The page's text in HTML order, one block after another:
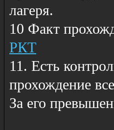
лагеря.
10 Факт
РКТ
11. Есть
прохождение
За его